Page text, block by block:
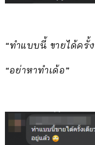
“ทำแบบนี้ ขายได้ครั้
“อย่าหาทำเด้อ”